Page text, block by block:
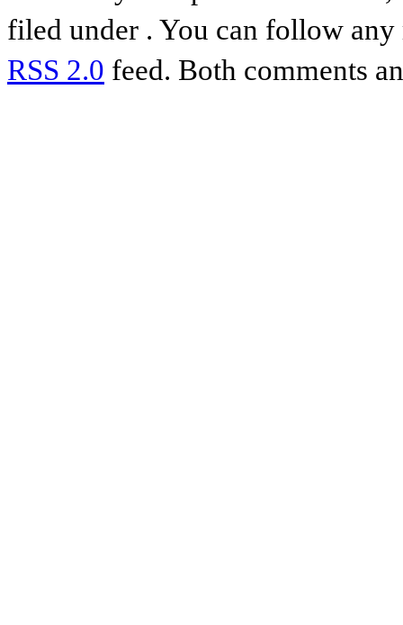
filed under . You can follow any
RSS 2.0 feed. Both comments